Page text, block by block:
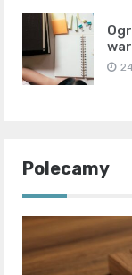
Polecamy